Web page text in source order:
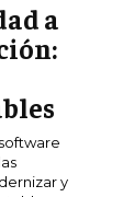
WEB
a
y